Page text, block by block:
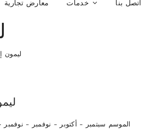
معارض تجارية خدمات اتصل بنا
ليمون
الموسم سبتمبر - أكتوبر - نوفمبر - نوفمبر